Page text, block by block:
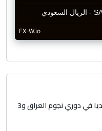
لجنة التراخيص : 17 ناديا في دوري نجوم العراق و3